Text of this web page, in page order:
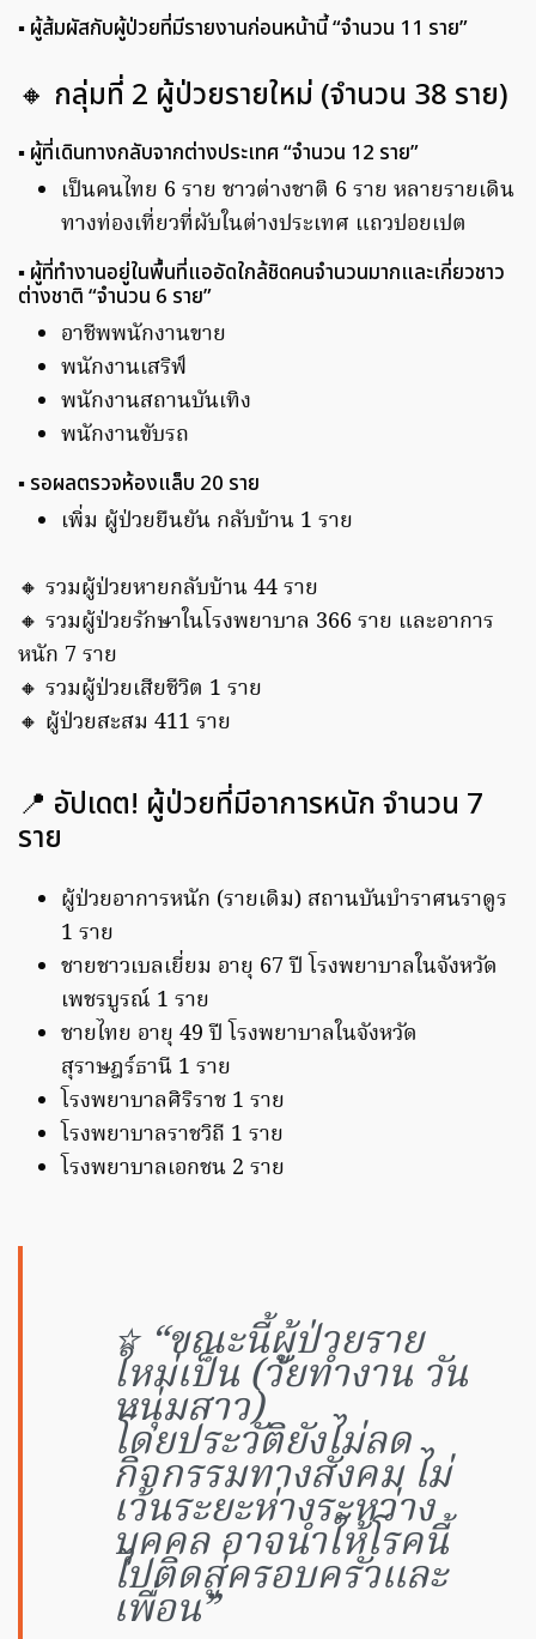
▪️ ผู้ส้มผัสกับผู้ป่วยที่มีรายงานก่อนหน้านี้ “จำนวน 11 ราย”
🔸 กลุ่มที่ 2 ผู้ป่วยรายใหม่ (จำนวน 38 ราย)
▪️ ผู้ที่เดินทางกลับจากต่างประเทศ “จำนวน 12 ราย”
เป็นคนไทย 6 ราย ชาวต่างชาติ 6 ราย หลายรายเดิน
ทางท่องเที่ยวที่ผับในต่างประเทศ แถวปอยเปต
▪️ ผู้ที่ทำงานอยู่ในพื้นที่แออัดใกล้ชิดคนจำนวนมากและเกี่ยวชาว
ต่างชาติ “จำนวน 6 ราย”
อาชีพพนักงานขาย
พนักงานเสริฟ์
พนักงานสถานบันเทิง
พนักงานขับรถ
▪️ รอผลตรวจห้องแล็บ 20 ราย
เพิ่ม ผู้ป่วยยืนยัน กลับบ้าน 1 ราย
🔸 รวมผู้ป่วยหายกลับบ้าน 44 ราย
🔸 รวมผู้ป่วยรักษาในโรงพยาบาล 366 ราย และอาการ
หนัก 7 ราย
🔸 รวมผู้ป่วยเสียชีวิต 1 ราย
🔸 ผู้ป่วยสะสม 411 ราย
📍 อัปเดต! ผู้ป่วยที่มีอาการหนัก จำนวน 7
ราย
ผู้ป่วยอาการหนัก (รายเดิม) สถานบันบำราศนราดูร
1 ราย
ชายชาวเบลเยี่ยม อายุ 67 ปี โรงพยาบาลในจังหวัด
เพชรบูรณ์ 1 ราย
ชายไทย อายุ 49 ปี โรงพยาบาลในจังหวัด
สุราษฎร์ธานี 1 ราย
โรงพยาบาลศิริราช 1 ราย
โรงพยาบาลราชวิถี 1 ราย
โรงพยาบาลเอกชน 2 ราย
⭐️ “ขณะนี้ผู้ป่วยราย
ใหม่เป็น (วัยทำงาน วัน
หนุ่มสาว)
โดยประวัติยังไม่ลด
กิจกรรมทางสังคม ไม่
เว้นระยะห่างระหว่าง
บุคคล อาจนำให้โรคนี้
ไปติดสู่ครอบครัวและ
เพื่อน”